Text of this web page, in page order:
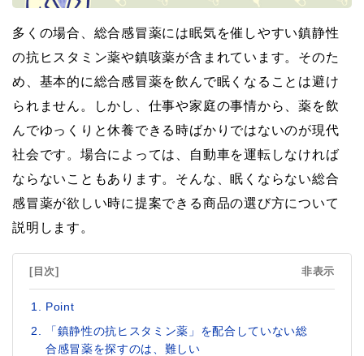
多くの場合、総合感冒薬には眠気を催しやすい鎮静性
の抗ヒスタミン薬や鎮咳薬が含まれています。そのた
め、基本的に総合感冒薬を飲んで眠くなることは避け
られません。しかし、仕事や家庭の事情から、薬を飲
んでゆっくりと休養できる時ばかりではないのが現代
社会です。場合によっては、自動車を運転しなければ
ならないこともあります。そんな、眠くならない総合
感冒薬が欲しい時に提案できる商品の選び方について
説明します。
[目次] 非表示
Point
「鎮静性の抗ヒスタミン薬」を配合していない総
合感冒薬を探すのは、難しい